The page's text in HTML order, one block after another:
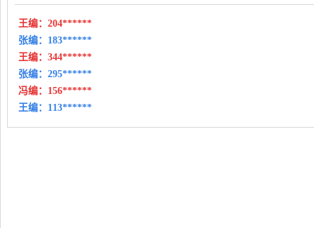
王编： 204******
张编：183******
王编： 344******
张编：295******
冯编： 156******
王编： 113******